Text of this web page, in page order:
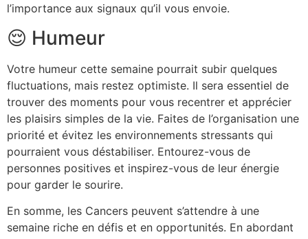
l’importance aux signaux qu’il vous envoie.
😌 Humeur
Votre humeur cette semaine pourrait subir quelques
fluctuations, mais restez optimiste. Il sera essentiel de
trouver des moments pour vous recentrer et apprécier
les plaisirs simples de la vie. Faites de l’organisation une
priorité et évitez les environnements stressants qui
pourraient vous déstabiliser. Entourez-vous de
personnes positives et inspirez-vous de leur énergie
pour garder le sourire.
En somme, les Cancers peuvent s’attendre à une
semaine riche en défis et en opportunités. En abordant